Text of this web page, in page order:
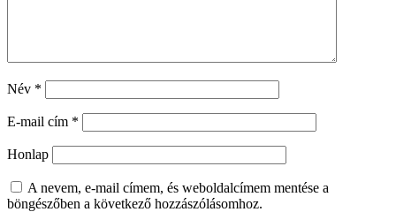
Név *
E-mail cím *
Honlap
A nevem, e-mail címem, és weboldalcímem mentése a
böngészőben a következő hozzászólásomhoz.